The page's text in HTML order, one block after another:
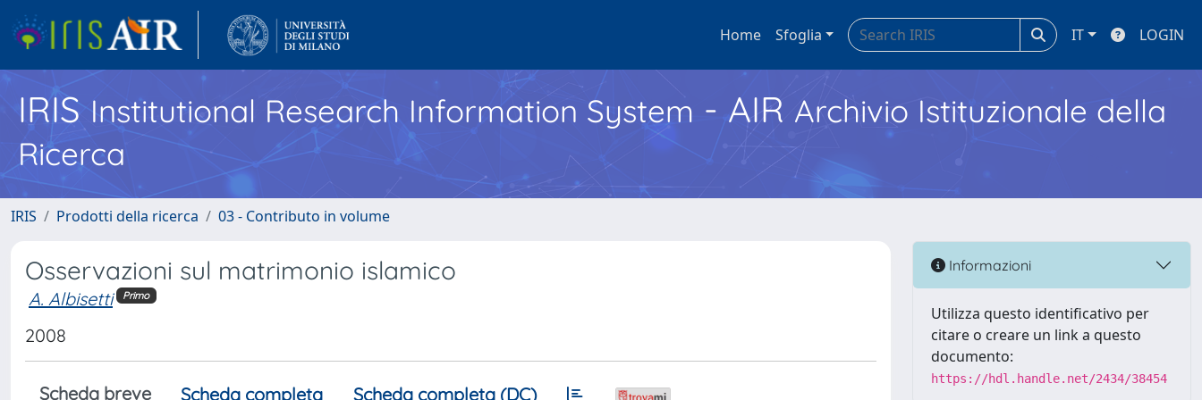
Home Sfoglia IT LOGIN
IRISInstitutional Research Information System - AIR Archivio Istituzionale della
Ricerca
IRIS Prodotti della ricerca 03 - Contributo in volume
Osservazioni sul matrimonio islamico
A. Albisetti Primo
2008
Scheda breve Scheda completa Scheda completa (DC)
Informazioni
Utilizza questo identificativo per
citare o creare un link a questo
documento:
https://hdl.handle.net/2434/38454